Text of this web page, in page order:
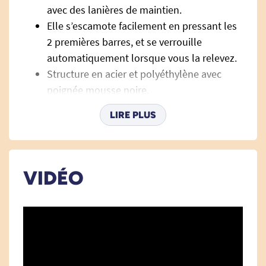
avec des lanières de maintien.
Elle s’escamote facilement en pressant les
2 premières barres, et se verrouille
automatiquement lorsque vous la relevez.
Structure en acier et polyéthylène avec
poignée mousse noire.
La barrière est fournie avec une housse
permettant d'empêcher de bloquer un
membre dans la barrière.
Elle est compatible avec tout litnon
rabattable/ escamotable
Caractéristiques techniques de
LIRE PLUS
VIDÉO